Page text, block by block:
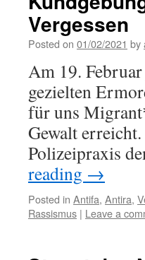
Vergessen
Posted on 01/02/2021 by
Am 19.
gezielten
für uns
Gewalt
Polizeipraxis
reading →
Posted in Antifa, Antira,
Rassismus | Leave a